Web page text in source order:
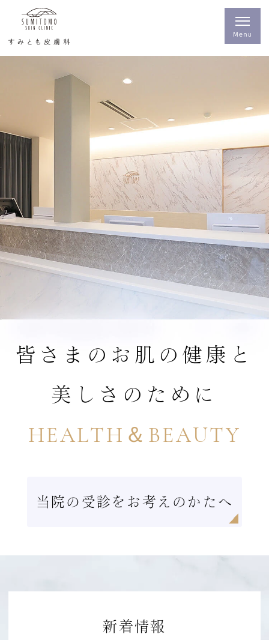
皆さまの お肌の健康と
美しさのために
HEALTH＆BEAUTY
当院の受診をお考えのかたへ
新着情報